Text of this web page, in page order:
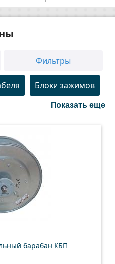
Фильтры
Блоки зажимов
Показать еще
барабан КБП